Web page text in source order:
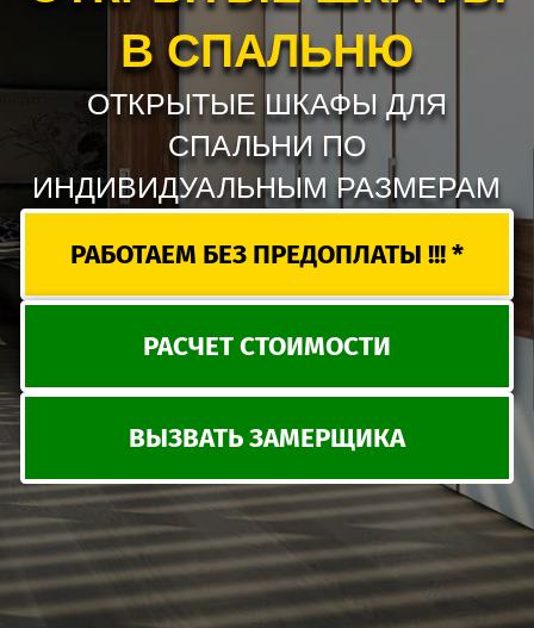
СПАЛЬНИ ПО
ИНДИВИДУАЛЬНЫМ РАЗМЕРАМ
РАБОТАЕМ БЕЗ ПРЕДОПЛАТЫ !!! *
РАСЧЕТ СТОИМОСТИ